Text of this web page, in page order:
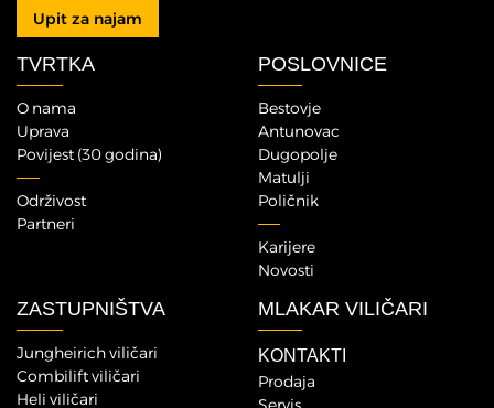
Upit za najam
TVRTKA
O nama
Uprava
Povijest (30 godina)
Održivost
Partneri
POSLOVNICE
Bestovje
Antunovac
Dugopolje
Matulji
Poličnik
Karijere
Novosti
ZASTUPNIŠTVA
Jungheirich viličari
Combilift viličari
Heli viličari
MLAKAR VILIČARI
KONTAKTI
Prodaja